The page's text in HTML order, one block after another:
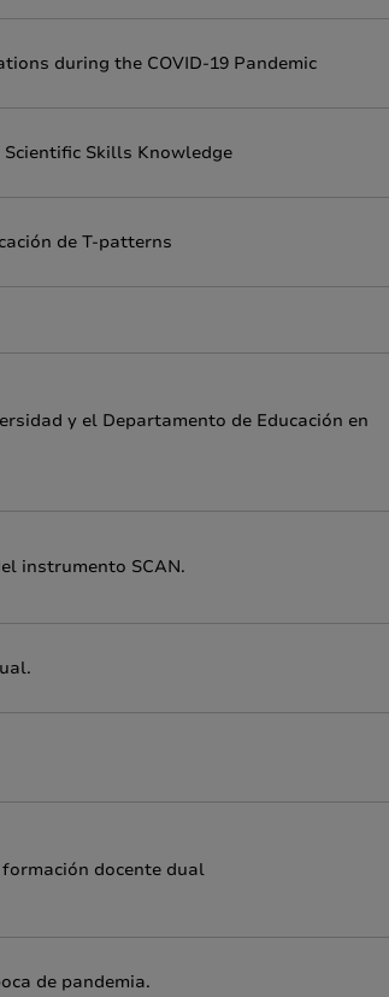
during the COVID-19 Pandemic
Skills Knowledge
de T-patterns
y el Departamento de Educación en
instrumento SCAN.
docente dual
de pandemia.